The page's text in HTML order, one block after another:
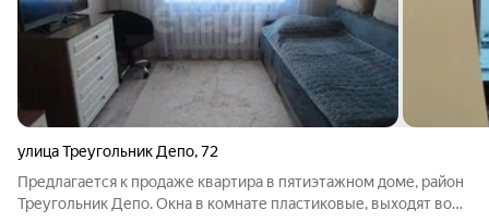
улица Треугольник Депо,72
Предлагается к продаже квартира в пятиэтажном доме, район
Треугольник Депо. Окна в комнате пластиковые, выходят во